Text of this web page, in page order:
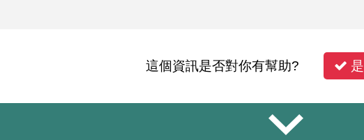
這個資訊是否對你有幫助? 是